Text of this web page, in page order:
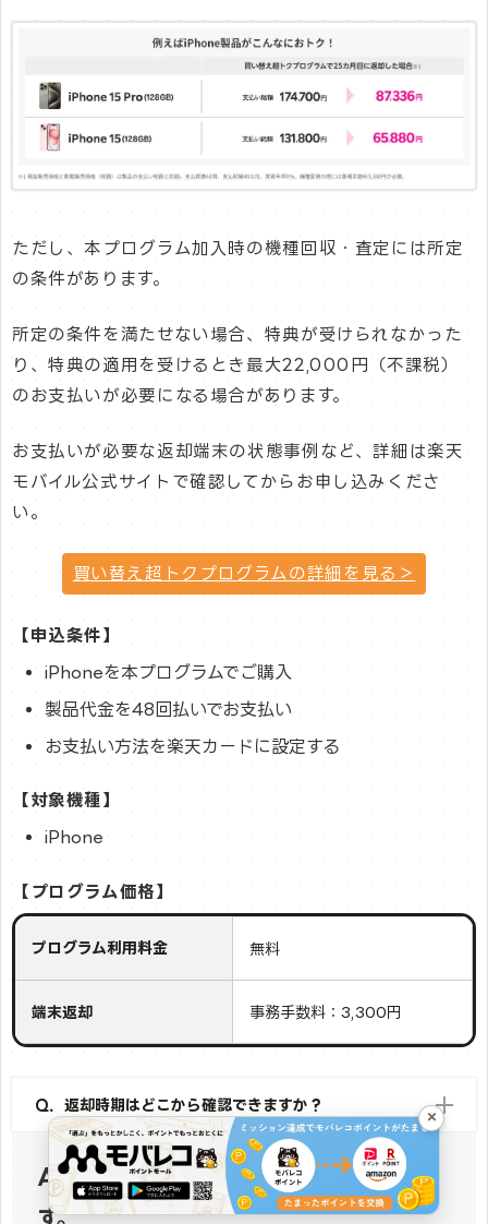
ただし、本プログラム加入時の機種回収・査定には所定
の条件があります。
所定の条件を満たせない場合、特典が受けられなかった
り、特典の適用を受けるとき最大22,000円（不課税）
のお支払いが必要になる場合があります。
お支払いが必要な返却端末の状態事例など、詳細は楽天
モバイル公式サイトで確認してからお申し込みくださ
い。
買い替え超トクプログラムの詳細を見る＞
【申込条件】
iPhoneを本プログラムでご購入
製品代金を48回払いでお支払い
お支払い方法を楽天カードに設定する
【対象機種】
iPhone
【プログラム価格】
プログラム利用料金 無料
端末返却 事務手数料：3,300円
Q．返却時期はどこから確認できますか？
A．my 楽天モバイルから確認できま
す。
×